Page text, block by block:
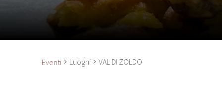
Eventi Luoghi VAL DI ZOLDO